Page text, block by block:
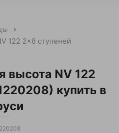
122 2x8 ступеней
высота NV 122
купить в